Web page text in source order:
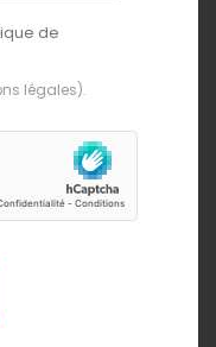
de
légales).